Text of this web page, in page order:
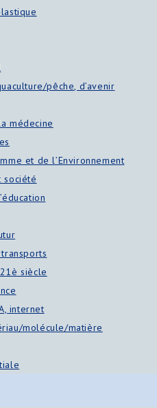
pêche, d’avenir
médecine
et de l’Environnement
société
siècle
internet
molécule/matière